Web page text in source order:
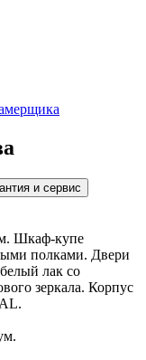
и сервис
Шкаф-купе
полками. Двери
лак со
зеркала. Корпус